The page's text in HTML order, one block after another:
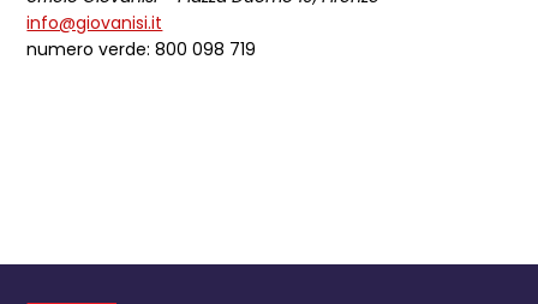
info@giovanisi.it
numero verde: 800 098 719